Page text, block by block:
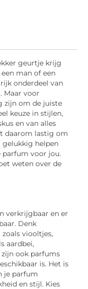
geurtje krijg
man of een
onderdeel van
Maar voor
zijn om de juiste
keuze in stijlen,
en van alles
daarom lastig om
gelukkig helpen
parfum voor jou.
weten over de
verkrijgbaar en er
Denk
viooltjes,
aardbei,
ook parfums
is. Het is
je parfum
en stijl. Kies